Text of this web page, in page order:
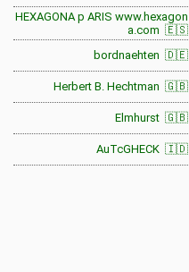
HEXAGONA p ARIS www.hexagon
a.com 🇪🇸
bordnaehten 🇩🇪
Herbert B. Hechtman 🇬🇧
Elmhurst 🇬🇧
AuTcGHECK 🇮🇩